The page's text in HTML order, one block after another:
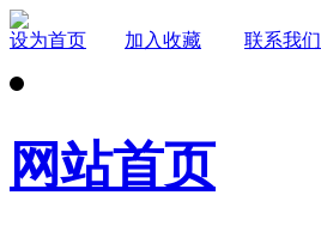
设为首页 加入收藏 联系我们
网站首页